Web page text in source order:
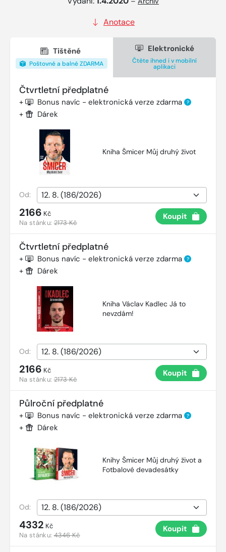
Anotace
Tištěné
Poštovné a balné ZDARMA
Elektronické
Čtěte ihned i v mobilní
aplikaci
Čtvrtletní předplatné
+ Bonus navíc - elektronická verze zdarma ?
+ Dárek
Kniha Šmicer Můj druhý život
Od:
2166 Kč
Na stánku:2173 Kč
Koupit
Čtvrtletní předplatné
+ Bonus navíc - elektronická verze zdarma ?
+ Dárek
Kniha Václav Kadlec Já to
nevzdám!
Od:
2166 Kč
Na stánku:2173 Kč
Koupit
Půlroční předplatné
+ Bonus navíc - elektronická verze zdarma ?
+ Dárek
Knihy Šmicer Můj druhý život a
Fotbalové devadesátky
Od:
4332 Kč
Na stánku:4346 Kč
Koupit